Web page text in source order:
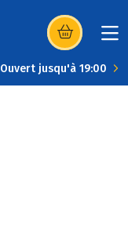
(s’ouvre dans
Ouvert jusqu'à 19:00